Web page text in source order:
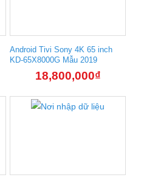
Android Tivi Sony 4K 65 inch
KD-65X8000G Mẫu 2019
18,800,000₫